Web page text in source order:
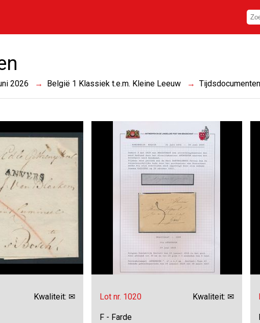
2026 België 1 Klassiek t.e.m. Kleine Leeuw
Kwaliteit: ✉ Lot nr. 1020 Kwaliteit: ✉
F - Farde